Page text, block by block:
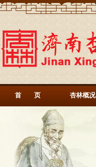
首 页 杏林概况